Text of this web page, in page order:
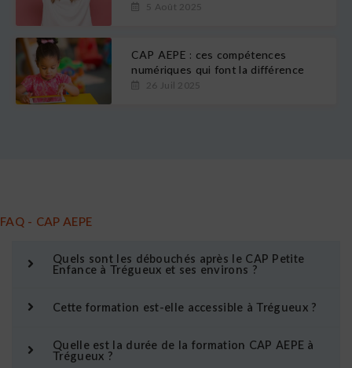
5 Août 2025
CAP AEPE : ces compétences
numériques qui font la différence
26 Juil 2025
FAQ - CAP AEPE
Quels sont les débouchés après le CAP Petite
Enfance à Trégueux et ses environs ?
Cette formation est-elle accessible à Trégueux ?
Quelle est la durée de la formation CAP AEPE à
Trégueux ?